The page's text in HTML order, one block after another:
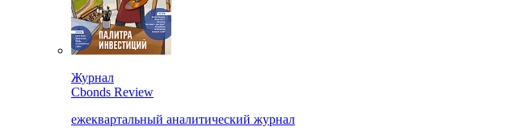
Журнал
Cbonds Review
ежеквартальный аналитический журнал